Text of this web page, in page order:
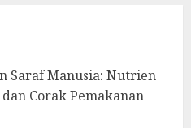
Saraf Manusia: Nutrien
Corak Pemakanan